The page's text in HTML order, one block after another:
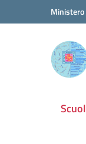
Vai ai contenuti
Vai al menu di